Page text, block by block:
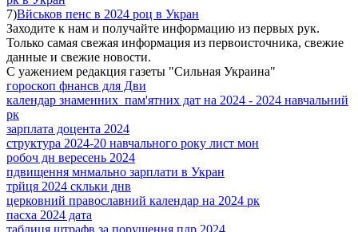
7)Вйськов пенс в 2024 роц в Укран
Заходите к нам и получайте информацию из первых рук.
Только самая свежая информация из первоисточника, свежие
данные и свежие новости.
С уажением редакция газеты "Сильная Украина"
гороскоп фнансв для Дви
календар знаменних пам'ятних дат на 2024 - 2024 навчальний
рк
зарплата доцента 2024
структура 2024-20 навчального року лист мон
робоч дн вересень 2024
пдвищення мнмально зарплати в Укран
трйця 2024 скльки днв
церковний православний календар на 2024 рк
пасха 2024 дата